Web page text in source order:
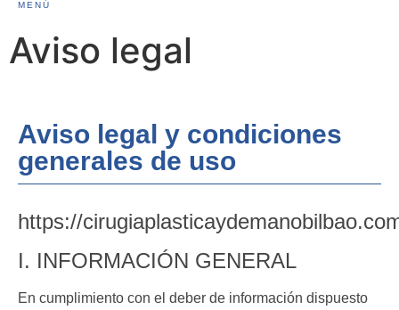
MENÚ
Aviso legal
Aviso legal y condiciones
generales de uso
https://
I. INFORMACIÓN GENERAL
En cumplimiento con el deber de información dispuesto